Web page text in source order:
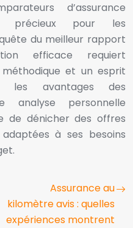
d’assurance
précieux pour les
du meilleur rapport
efficace requiert
et un esprit
les avantages des
analyse personnelle
de dénicher des offres
à ses besoins
Assurance au
kilomètre avis : quelles
expériences montrent